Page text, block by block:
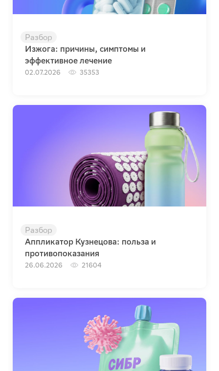
Разбор
Изжога: причины, симптомы и
эффективное лечение
02.07.2026 35353
Разбор
Аппликатор Кузнецова: польза и
противопоказания
26.06.2026 21604